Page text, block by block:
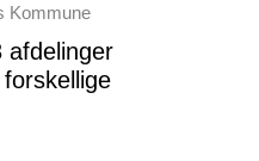
Kommune
afdelinger